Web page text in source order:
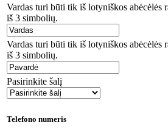
Vardas turi būti tik iš lotyniškos abėcėlės
iš 3 simbolių.
Vardas turi būti tik iš lotyniškos abėcėlės
iš 3 simbolių.
Pasirinkite šalį
Telefono numeris